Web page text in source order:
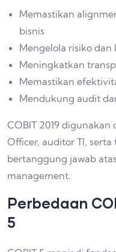
Memastikan
bisnis
Mengelola risiko
Meningkatkan
Memastikan
Mendukung audit
COBIT 2019 digunakan
Officer, auditor TI,
bertanggung jawab
management.
Perbedaan
5